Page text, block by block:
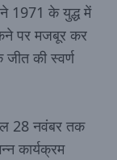
1971 के युद्ध में
पर मजबूर कर
जीत की स्वर्ण
28 नवंबर तक
कार्यक्रम